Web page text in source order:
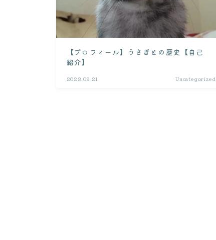
【プロフィール】うさぎとの歴史【自己
紹介】
2023.09.21 Uncategorized